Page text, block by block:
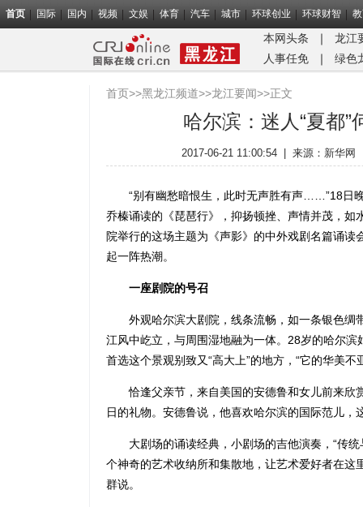
首页 国际 国内 视频 文娱 体育 汽车 城市 环球创业 环球财智
本网头条 ｜
龙江
人事任免
｜ 绿色
首页>>黑龙江频道>>龙江要闻>>正文
哈尔滨：迷人“夏都
2017-06-21 11:00:54 来源： 新华网
“别有幽愁暗恨生，此时无声胜有声……”18日晚
乔榛诵读的《琵琶行》，抑扬顿挫、声情并茂，
院举行的这场主题为《声影》的中外戏剧名篇诵
起一阵热潮。
一座剧院的号召
外观哈尔滨大剧院，线条流畅，如一条银色绸
江风中屹立，与周围湿地融为一体。28岁的哈尔
首选这个景观别致又“高大上”的地方，“它的华美
恰逢父亲节，来自美国的安德鲁和女儿前来欣
日的礼物。安德鲁说，他喜欢哈尔滨的国际范儿，
大剧场的诵读经典，小剧场的吉他演奏，“传统
个神奇的艺术收纳所和集散地，让艺术爱好者在这
群说。